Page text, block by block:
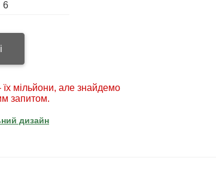
6
мільйони, але знайдемо
запитом.
дизайн